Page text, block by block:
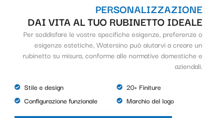
PERSONALIZZAZIONE
DAI VITA AL TUO RUBINETTO IDEALE
Per soddisfare le vostre specifiche esigenze, preferenze o
esigenze estetiche, Watersino può aiutarvi a creare un
rubinetto su misura, conforme alle normative domestiche e
aziendali.
Stile e design
Configurazione funzionale
20+ Finiture
Marchio del logo